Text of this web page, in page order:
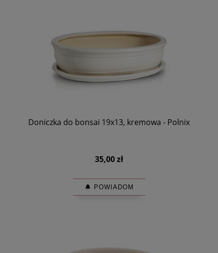
Doniczka do bonsai 19x13, kremowa - Polnix
35,00 zł
🔔 POWIADOM